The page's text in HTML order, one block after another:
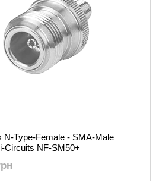
N-Type-Female - SMA-Male
Circuits NF-SM50+